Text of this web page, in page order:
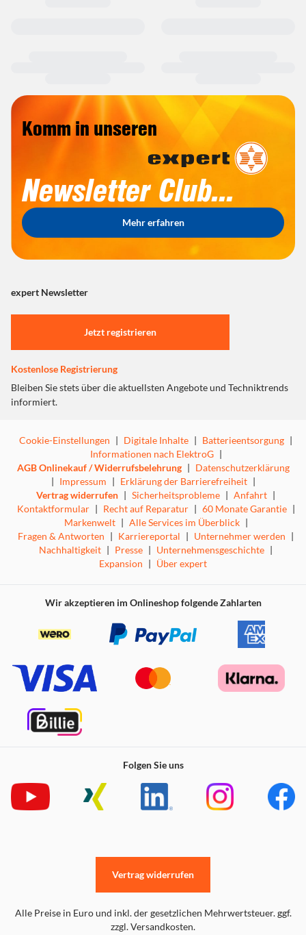
Komm in unseren
Newsletter Club...
Mehr erfahren
expert Newsletter
Jetzt registrieren
Kostenlose Registrierung
Bleiben Sie stets über die aktuellsten Angebote und Techniktrends
informiert.
Cookie-Einstellungen | Digitale Inhalte | Batterieentsorgung |
Informationen nach ElektroG |
AGB Onlinekauf / Widerrufsbelehrung | Datenschutzerklärung
| Impressum | Erklärung der Barrierefreiheit |
Vertrag widerrufen | Sicherheitsprobleme | Anfahrt |
Kontaktformular | Recht auf Reparatur | 60 Monate Garantie |
Markenwelt | Alle Services im Überblick |
Fragen & Antworten | Karriereportal | Unternehmer werden |
Nachhaltigkeit | Presse | Unternehmensgeschichte |
Expansion | Über expert
Wir akzeptieren im Onlineshop folgende Zahlarten
Folgen Sie uns
Alle Preise in Euro und inkl. der gesetzlichen Mehrwertsteuer. ggf.
zzgl. Versandkosten.
Vertrag widerrufen